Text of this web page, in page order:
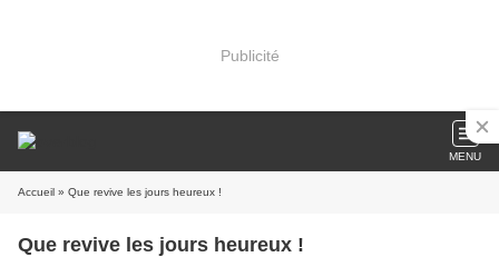
Publicité
MENU
Accueil » Que revive les jours heureux !
Que revive les jours heureux !